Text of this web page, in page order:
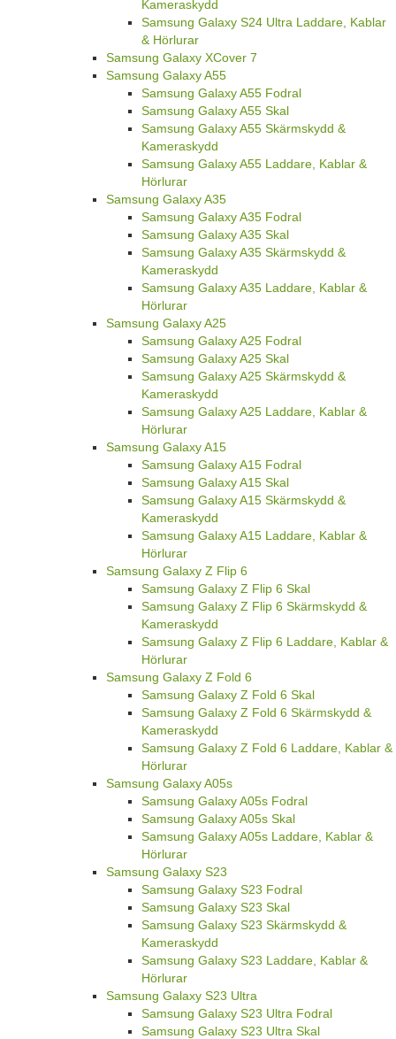
Kameraskydd
Samsung Galaxy S24 Ultra Laddare, Kablar
& Hörlurar
Samsung Galaxy XCover 7
Samsung Galaxy A55
Samsung Galaxy A55 Fodral
Samsung Galaxy A55 Skal
Samsung Galaxy A55 Skärmskydd &
Kameraskydd
Samsung Galaxy A55 Laddare, Kablar &
Hörlurar
Samsung Galaxy A35
Samsung Galaxy A35 Fodral
Samsung Galaxy A35 Skal
Samsung Galaxy A35 Skärmskydd &
Kameraskydd
Samsung Galaxy A35 Laddare, Kablar &
Hörlurar
Samsung Galaxy A25
Samsung Galaxy A25 Fodral
Samsung Galaxy A25 Skal
Samsung Galaxy A25 Skärmskydd &
Kameraskydd
Samsung Galaxy A25 Laddare, Kablar &
Hörlurar
Samsung Galaxy A15
Samsung Galaxy A15 Fodral
Samsung Galaxy A15 Skal
Samsung Galaxy A15 Skärmskydd &
Kameraskydd
Samsung Galaxy A15 Laddare, Kablar &
Hörlurar
Samsung Galaxy Z Flip 6
Samsung Galaxy Z Flip 6 Skal
Samsung Galaxy Z Flip 6 Skärmskydd &
Kameraskydd
Samsung Galaxy Z Flip 6 Laddare, Kablar &
Hörlurar
Samsung Galaxy Z Fold 6
Samsung Galaxy Z Fold 6 Skal
Samsung Galaxy Z Fold 6 Skärmskydd &
Kameraskydd
Samsung Galaxy Z Fold 6 Laddare, Kablar &
Hörlurar
Samsung Galaxy A05s
Samsung Galaxy A05s Fodral
Samsung Galaxy A05s Skal
Samsung Galaxy A05s Laddare, Kablar &
Hörlurar
Samsung Galaxy S23
Samsung Galaxy S23 Fodral
Samsung Galaxy S23 Skal
Samsung Galaxy S23 Skärmskydd &
Kameraskydd
Samsung Galaxy S23 Laddare, Kablar &
Hörlurar
Samsung Galaxy S23 Ultra
Samsung Galaxy S23 Ultra Fodral
Samsung Galaxy S23 Ultra Skal